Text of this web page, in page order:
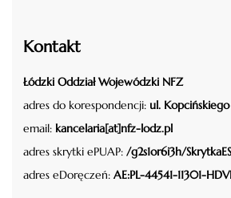
Kontakt
Łódzki Oddział Wojewódzki NFZ
adres do korespondencji: ul.
email: kancelaria[at]nfz-lodz.pl
adres skrytki ePUAP: /g2s1or6i3h/
adres eDoręczeń: AE:PL-44541-11301-